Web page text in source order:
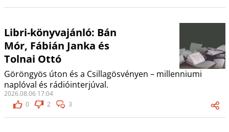
Libri-könyvajánló: Bán
Mór, Fábián Janka és
Tolnai Ottó
Göröngyös úton és a Csillagösvényen – millenniumi
naplóval és rádióinterjúval.
2026.08.06 17:04
0
2 3